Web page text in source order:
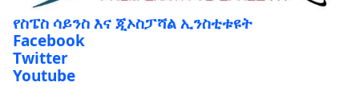
የስፔስ ሳይንስ እና ጂኦስፓሻል ኢንስቲቱዩት
Facebook
Twitter
Youtube